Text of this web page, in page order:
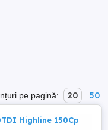
pe pagină: 20 50
Highline 150Cp